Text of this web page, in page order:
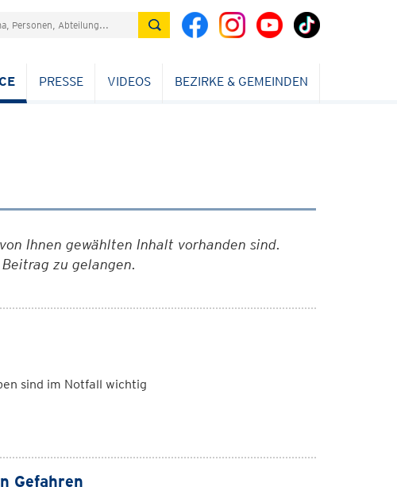
PRESSE VIDEOS BEZIRKE & GEMEINDEN
Ihnen gewählten Inhalt vorhanden sind.
zu gelangen.
sind im Notfall wichtig
Gefahren